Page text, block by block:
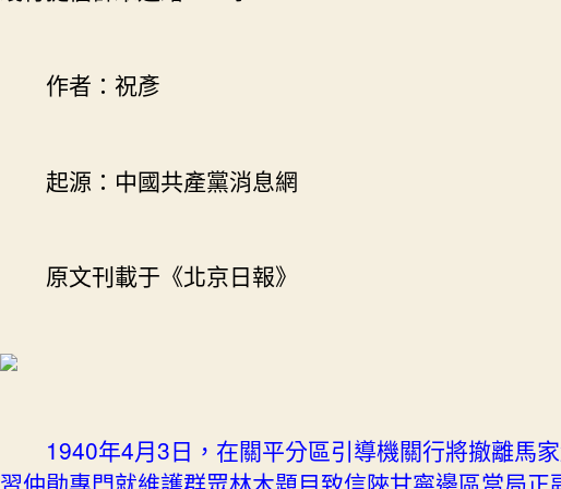
作者：祝彥
起源：中國共產黨消息網
原文刊載于《北京日報》
1940年4月3日，在關平分區引導機關行將撤離馬家